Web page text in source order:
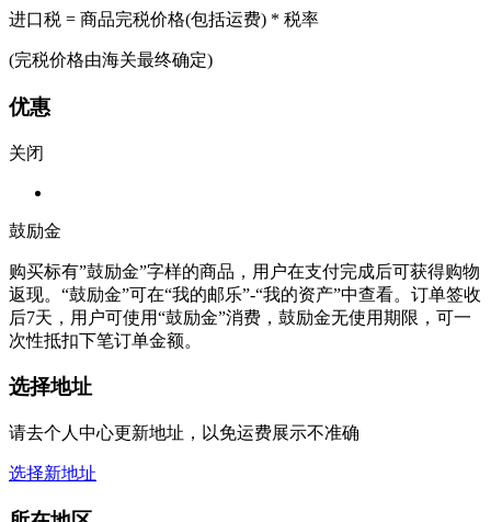
进口税 = 商品完税价格(包括运费) * 税率
(完税价格由海关最终确定)
优惠
关闭
鼓励金
购买标有”鼓励金”字样的商品，用户在支付完成后可获得购物
返现。“鼓励金”可在“我的邮乐”-“我的资产”中查看。订单签收
后7天，用户可使用“鼓励金”消费，鼓励金无使用期限，可一
次性抵扣下笔订单金额。
选择地址
请去个人中心更新地址，以免运费展示不准确
选择新地址